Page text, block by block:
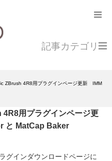
ZBrush 4R8用プラグインページ更新 IMM
記事カテゴリ
用プラグインページ更
と MatCap Baker
グインダウンロードページに